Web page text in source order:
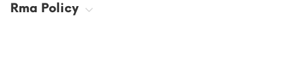
Rma Policy